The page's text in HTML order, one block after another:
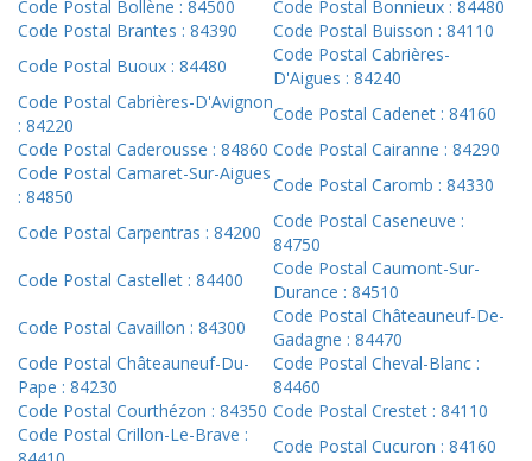
Code Postal Bollène : 84500
Code Postal Bonnieux : 84480
Code Postal Brantes : 84390
Code Postal Buisson : 84110
Code Postal Buoux : 84480
Code Postal Cabrières-
D'Aigues : 84240
Code Postal Cabrières-D'Avignon
: 84220
Code Postal Cadenet : 84160
Code Postal Caderousse : 84860 Code Postal Cairanne : 84290
Code Postal Camaret-Sur-Aigues
: 84850
Code Postal Caromb : 84330
Code Postal Carpentras : 84200
Code Postal Caseneuve :
84750
Code Postal Castellet : 84400
Code Postal Caumont-Sur-
Durance : 84510
Code Postal Cavaillon : 84300
Code Postal Châteauneuf-De-
Gadagne : 84470
Code Postal Châteauneuf-Du-
Pape : 84230
Code Postal Cheval-Blanc :
84460
Code Postal Courthézon : 84350 Code Postal Crestet : 84110
Code Postal Crillon-Le-Brave :
Code Postal Cucuron : 84160